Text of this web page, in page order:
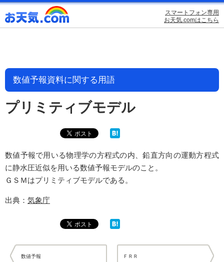
スマートフォン専用
お天気.comはこちら
数値予報資料に関する用語
プリミティブモデル
数値予報で用いる物理学の方程式の内、鉛直方向の運動方程式
に静水圧近似を用いる数値予報モデルのこと。
ＧＳＭはプリミティブモデルである。
出典： 気象庁
数値予報 ＦＲＲ